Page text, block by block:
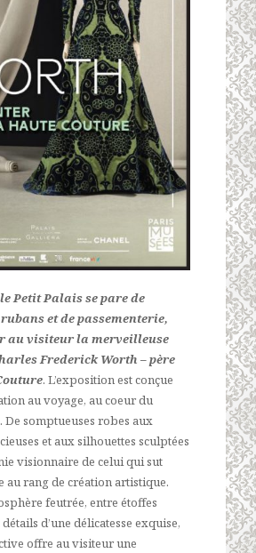
Petit Palais se pare de
et de passementerie,
au visiteur la merveilleuse
Frederick Worth – père
. L’exposition est conçue
au voyage, au coeur du
De somptueuses robes aux
et aux silhouettes sculptées
visionnaire de celui qui sut
au rang de création artistique.
feutrée, entre étoffes
d’une délicatesse exquise,
offre au visiteur une